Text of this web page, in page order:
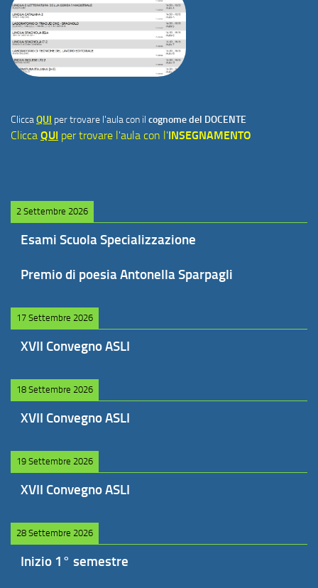
CliccaQUI per trovare l'aula con il cognome del DOCENTE
Clicca QUI per trovare l'aula con l'INSEGNAMENTO
2 Settembre 2026
Esami Scuola Specializzazione
Premio di poesia Antonella Sparpagli
17 Settembre 2026
XVII Convegno ASLI
18 Settembre 2026
XVII Convegno ASLI
19 Settembre 2026
XVII Convegno ASLI
28 Settembre 2026
Inizio 1° semestre